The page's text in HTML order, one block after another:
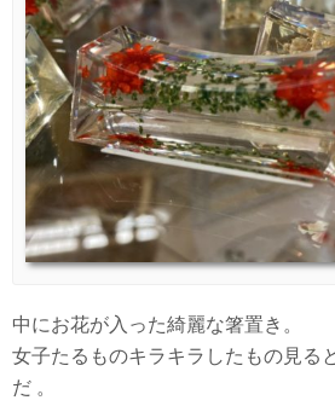
中にお花が入った綺麗な箸置き。
女子たるものキラキラしたもの見る
だ 。